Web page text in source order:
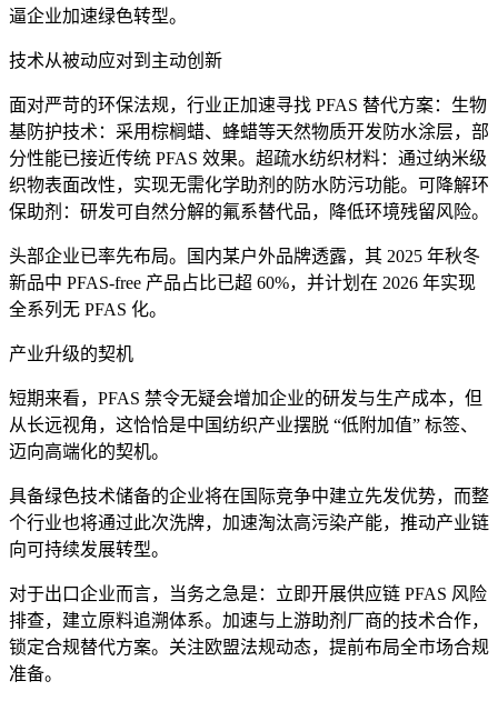
逼企业加速绿色转型。
技术从被动应对到主动创新
面对严苛的环保法规，行业正加速寻找 PFAS 替代方案：生物
基防护技术：采用棕榈蜡、蜂蜡等天然物质开发防水涂层，部
分性能已接近传统 PFAS 效果。超疏水纺织材料：通过纳米级
织物表面改性，实现无需化学助剂的防水防污功能。可降解环
保助剂：研发可自然分解的氟系替代品，降低环境残留风险。
头部企业已率先布局。国内某户外品牌透露，其 2025 年秋冬
新品中 PFAS-free 产品占比已超 60%，并计划在 2026 年实现
全系列无 PFAS 化。
产业升级的契机
短期来看，PFAS 禁令无疑会增加企业的研发与生产成本，但
从长远视角，这恰恰是中国纺织产业摆脱 “低附加值” 标签、
迈向高端化的契机。
具备绿色技术储备的企业将在国际竞争中建立先发优势，而整
个行业也将通过此次洗牌，加速淘汰高污染产能，推动产业链
向可持续发展转型。
对于出口企业而言，当务之急是：立即开展供应链 PFAS 风险
排查，建立原料追溯体系。加速与上游助剂厂商的技术合作，
锁定合规替代方案。关注欧盟法规动态，提前布局全市场合规
准备。